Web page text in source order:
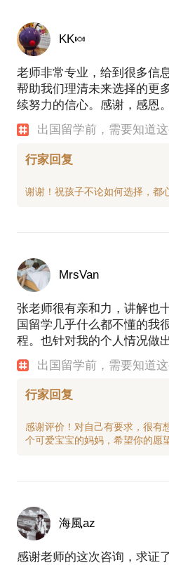
5. 国内插班生考试与留学规
视情况可能包括一定的考试
建议
PS.在选择与我见面前，请
竟一次谈话可能只能解决一
提前发给我，方便我做更
KK🍬
老师非常专业，给到很多信
帮助我们理清未来选择的更
续努力的信心。感谢，感恩
出国留学前，需要知道
行家回复
MrsVan
张老师很有亲和力，讲解也
国留学几乎什么都不懂的我
程。也针对我的个人情况做
出国留学前，需要知道
行家回复
感谢评价！对自己有要求，很有
海風az
感谢老师的这次咨询，求证